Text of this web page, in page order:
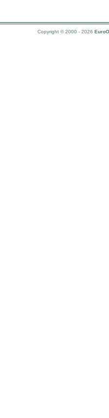
Copyright © 2000 - 2026